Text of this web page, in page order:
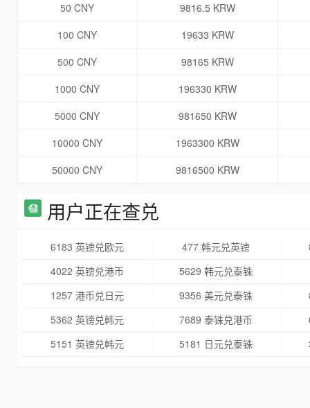
50 CNY
9816.5 KRW
100 CNY
19633 KRW
500 CNY
98165 KRW
1000 CNY
196330 KRW
5000 CNY
981650 KRW
10000 CNY
1963300 KRW
50000 CNY
9816500 KRW
用户正在查兑
6183 英镑兑欧元 477 韩元兑英镑
4022 英镑兑港币
5629 韩元兑泰铢
1257 港币兑日元
9356 美元兑泰铢
5362 英镑兑韩元
7689 泰铢兑港币
5151 英镑兑韩元
5181 日元兑泰铢